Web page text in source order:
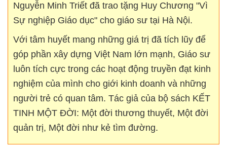
Nguyễn Minh Triết đã trao tặng Huy Chương "Vì
Sự nghiệp Giáo dục" cho giáo sư tại Hà Nội.
Với tâm huyết mang những giá trị đã tích lũy để
góp phần xây dựng Việt Nam lớn mạnh, Giáo sư
luôn tích cực trong các hoạt động truyền đạt kinh
nghiệm của mình cho giới kinh doanh và những
người trẻ có quan tâm. Tác giả của bộ sách KẾT
TINH MỘT ĐỜI: Một đời thương thuyết, Một đời
quản trị, Một đời như kẻ tìm đường.